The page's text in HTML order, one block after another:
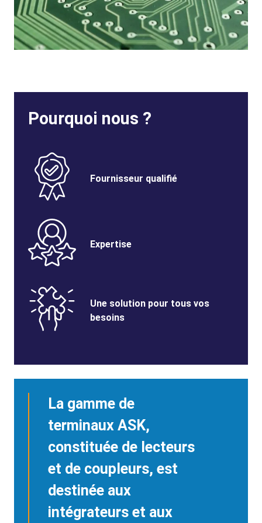
Pourquoi nous ?
Benefits
Image
SVG
Benefits
Fournisseur qualifié
Benefits
Image
SVG
Benefits
Expertise
Benefits
Image
SVG
Benefits
Title
Une solution pour tous vos
besoins
La gamme de
terminaux ASK,
constituée de lecteurs
et de coupleurs, est
destinée aux
intégrateurs et aux